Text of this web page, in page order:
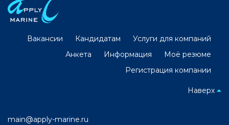
Вакансии Кандидатам
Услуги для компаний
Анкета
Информация
Моё резюме
Регистрация компании
Наверх
main@apply-marine.ru